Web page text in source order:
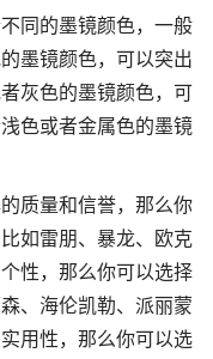
同的墨镜颜色，一般
墨镜颜色，可以突出
灰色的墨镜颜色，可
色或者金属色的墨镜
质量和信誉，那么你
如雷朋、暴龙、欧克
性，那么你可以选择
、海伦凯勒、派丽蒙
用性，那么你可以选